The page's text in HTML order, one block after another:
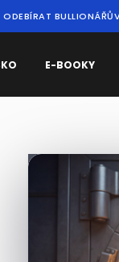
ODEBÍRAT
E-BOOKY